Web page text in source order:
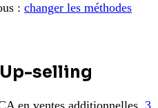
: changer les méthodes
selling
en ventes additionnelles. 3